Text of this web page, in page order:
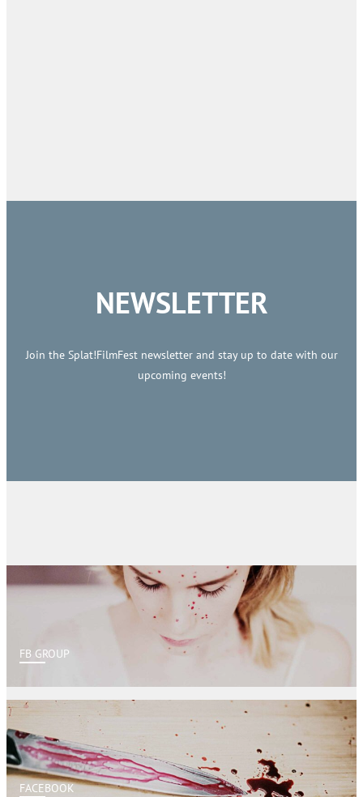
NEWSLETTER
Join the Splat!FilmFest newsletter and stay up to date with our
upcoming events!
FB GROUP
FACEBOOK